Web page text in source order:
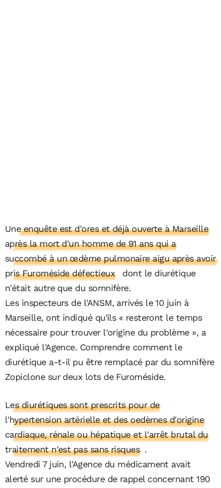
Une enquête est d'ores et déjà ouverte à Marseille
après la mort d'un homme de 91 ans qui a
succombé à un œdème pulmonaire aigu après avoir
pris Furoméside défectieux
dont le diurétique
n'était autre que du somnifère.
Les inspecteurs de l'ANSM, arrivés le 10 juin à
Marseille, ont indiqué qu'ils « resteront le temps
nécessaire pour trouver l'origine du problème », a
expliqué l'Agence. Comprendre comment le
diurétique a-t-il pu être remplacé par du somnifère
Zopiclone sur deux lots de Furoméside.
Les diurétiques sont prescrits pour de
l'hypertension artérielle et des oedèmes d'origine
cardiaque, rénale ou hépatique et l'arrêt brutal du
traitement n'est pas sans risques .
Vendredi 7 juin, l'Agence du médicament avait
alerté sur une procédure de rappel concernant 190